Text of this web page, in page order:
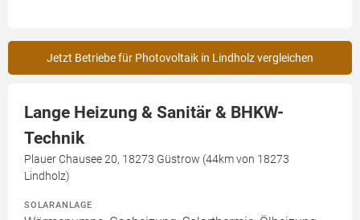
Jetzt Betriebe für Photovoltaik in Lindholz vergleichen
Lange Heizung & Sanitär & BHKW-
Technik
Plauer Chausee 20, 18273 Güstrow (44km von 18273
Lindholz)
SOLARANLAGE